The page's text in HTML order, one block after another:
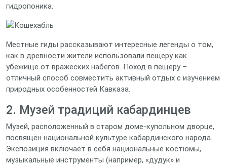
гидропоника.
Местные гиды рассказывают интересные легенды о том,
как в древности жители использовали пещеру как
убежище от вражеских набегов. Поход в пещеру –
отличный способ совместить активный отдых с изучением
природных особенностей Кавказа.
2. Музей традиций кабардинцев
Музей, расположенный в старом доме-купольном дворце,
посвящён национальной культуре кабардинского народа.
Экспозиция включает в себя национальные костюмы,
музыкальные инструменты (например, «дудук» и